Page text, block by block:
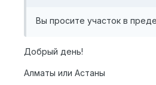
Вы просите участок в
Добрый день!
Алматы или Астаны